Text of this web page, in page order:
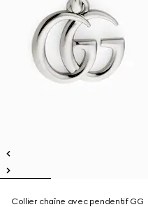
Collier chaîne avec pendentif GG